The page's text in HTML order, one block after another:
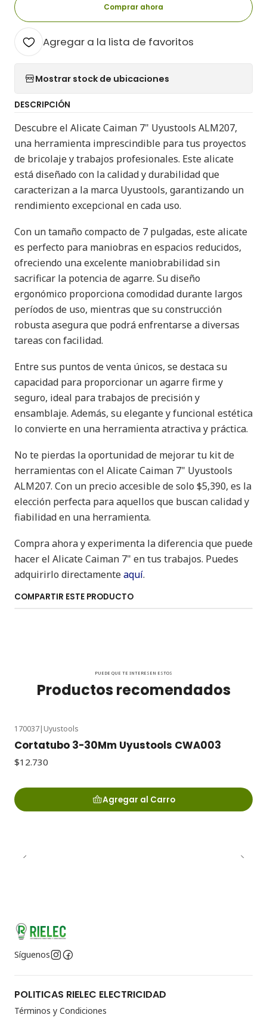
Comprar ahora
Agregar a la lista de favoritos
Mostrar stock de ubicaciones
DESCRIPCIÓN
Descubre el Alicate Caiman 7" Uyustools ALM207,
una herramienta imprescindible para tus proyectos
de bricolaje y trabajos profesionales. Este alicate
está diseñado con la calidad y durabilidad que
caracterizan a la marca Uyustools, garantizando un
rendimiento excepcional en cada uso.
Con un tamaño compacto de 7 pulgadas, este alicate
es perfecto para maniobras en espacios reducidos,
ofreciendo una excelente maniobrabilidad sin
sacrificar la potencia de agarre. Su diseño
ergonómico proporciona comodidad durante largos
períodos de uso, mientras que su construcción
robusta asegura que podrá enfrentarse a diversas
tareas con facilidad.
Entre sus puntos de venta únicos, se destaca su
capacidad para proporcionar un agarre firme y
seguro, ideal para trabajos de precisión y
ensamblaje. Además, su elegante y funcional estética
lo convierte en una herramienta atractiva y práctica.
No te pierdas la oportunidad de mejorar tu kit de
herramientas con el Alicate Caiman 7" Uyustools
ALM207. Con un precio accesible de solo $5,390, es la
elección perfecta para aquellos que buscan calidad y
fiabilidad en una herramienta.
Compra ahora y experimenta la diferencia que puede
hacer el Alicate Caiman 7" en tus trabajos. Puedes
adquirirlo directamenteaquí.
COMPARTIR ESTE PRODUCTO
PUEDE QUE TE INTERESEN ESTOS
Productos recomendados
170037| Uyustools
Cortatubo 3-30Mm Uyustools CWA003
$12.730
Agregar al Carro
Síguenos
POLITICAS RIELEC ELECTRICIDAD
Términos y Condiciones